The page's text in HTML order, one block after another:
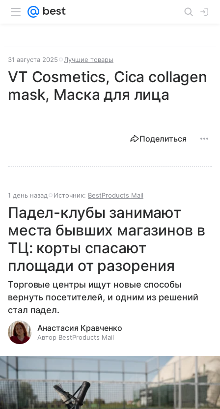
31 августа 2025 Лучшие товары
VT Cosmetics, Cica collagen
mask, Маска для лица
Поделиться
1 день назад Источник: BestProducts Mail
Падел-клубы занимают
места бывших магазинов в
ТЦ: корты спасают
площади от разорения
Торговые центры ищут новые способы
вернуть посетителей, и одним из решений
стал падел.
Анастасия Кравченко
Автор BestProducts Mail